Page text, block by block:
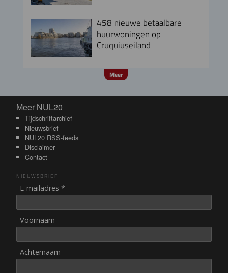
458 nieuwe betaalbare
huurwoningen op
Cruquiuseiland
Meer
Meer NUL20
Meer NUL20
Tijdschriftarchief
Nieuwsbrief
NUL20 RSS-feeds
Disclaimer
Contact
NIEUWSBRIEF
E-mailadres *
Voornaam
Achternaam